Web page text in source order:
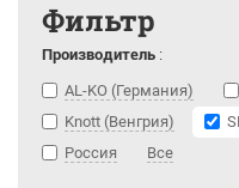
Фильтр
Производитель :
AL-KO (Германия)
Knott (Венгрия)
Россия
Все